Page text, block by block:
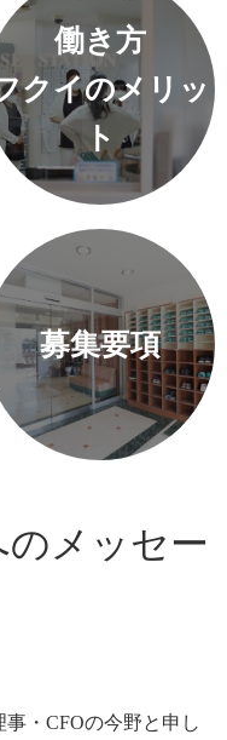
働き方
クイのメリッ
ト
募集要項
のメッセー
・CFOの今野と申し